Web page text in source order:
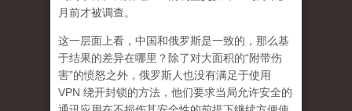
月前才被调查。
这一层面上看，中国和俄罗斯是一致的，那么基
于结果的差异在哪里？除了对大面积的“附带伤
害”的愤怒之外，俄罗斯人也没有满足于使用
VPN 绕开封锁的方法，他们要求当局允许安全的